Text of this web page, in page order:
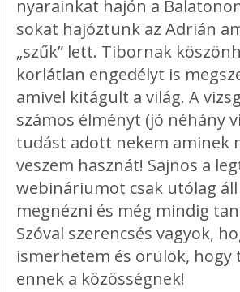
Vrboska térségében
szomszéd hajón
Horgonyuk
horgonynál álló
arra tippeltem hogy ő
nélkül hibátlanul
faladatot. A
megkérdeztem hogy
tanulták ezt a módszert,
tévedtem. Hasznos,
nyarainkat hajón a
sokat hajóztunk az Adrián
„szűk” lett. Tibornak
korlátlan engedélyt is
amivel kitágult a világ. A
számos élményt (jó néhány
tudást adott nekem aminek
veszem hasznát! Sajnos a
webináriumot csak utólag
megnézni és még mindig
Szóval szerencsés vagyok,
ismerhetem és örülök, hogy
ennek a közösségnek!